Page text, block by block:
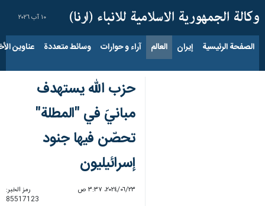
١٠ آب ٢٠٢٦
الصفحة الرئيسية إيران العالم آراء و حوارات وسائط متعددة عناوين
حزب الله يستهدف
مبانيَ في "المطلة"
تحصّن فيها جنود
إسرائيليون
٢٣‏/٠٦‏/٢٠٢٤، ٣:٣٧ ص
رمز الخبر:
85517123